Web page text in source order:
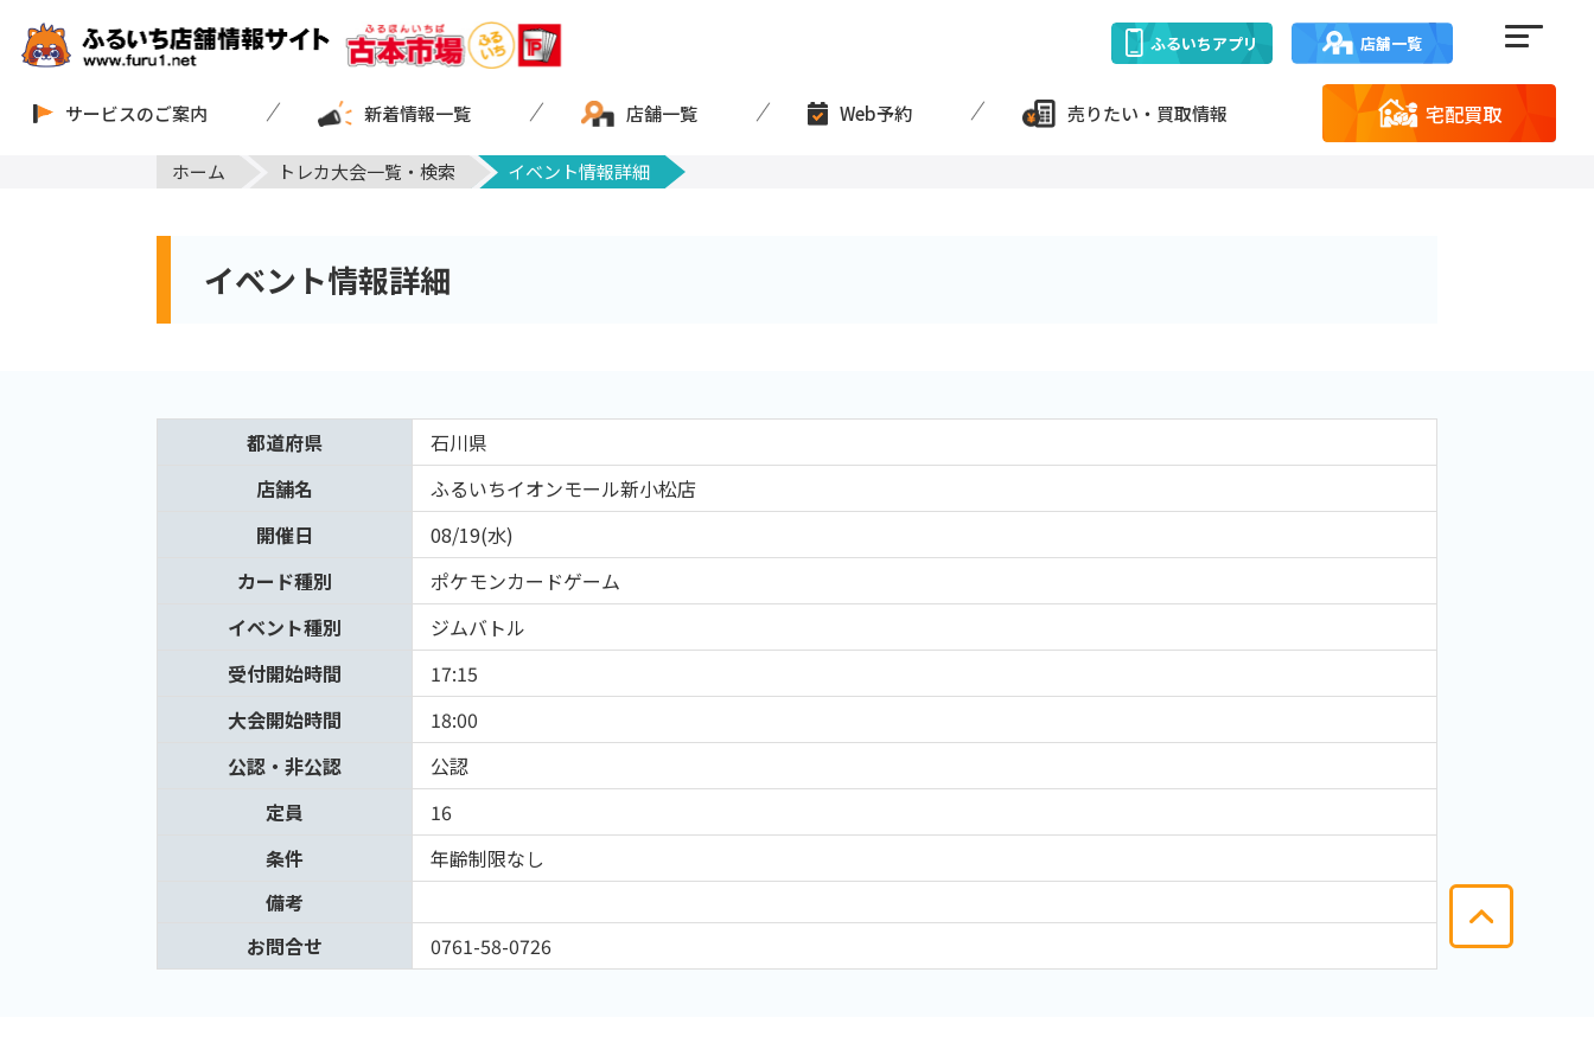
ふるいちアプリ 店舗一覧
サービスのご案内 新着情報一覧 店舗一覧 Web予約 売りたい・買取情報 宅配買取
ホーム トレカ大会一覧・検索 イベント情報詳細
イベント情報詳細
都道府県
石川県
店舗名
ふるいちイオンモール新小松店
開催日
08/19(水)
カード種別
ポケモンカードゲーム
イベント種別
ジムバトル
受付開始時間
17:15
大会開始時間
18:00
公認・非公認
公認
定員
16
条件
年齢制限なし
備考
お問合せ
0761-58-0726